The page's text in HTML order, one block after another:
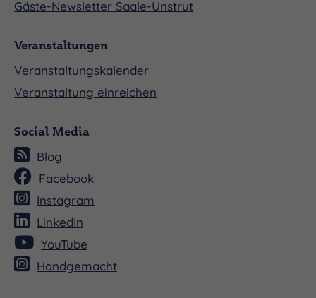
Gäste-Newsletter Saale-Unstrut
Veranstaltungen
Veranstaltungskalender
Veranstaltung einreichen
Social Media
Blog
Facebook
Instagram
LinkedIn
YouTube
Handgemacht